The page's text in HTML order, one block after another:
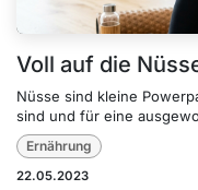
Voll auf die
Nüsse sind kleine
sind und für eine
Ernährung
22.05.2023